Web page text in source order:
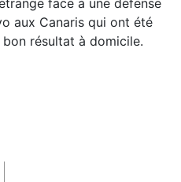
face à une défense
aux Canaris qui ont été
résultat à domicile.